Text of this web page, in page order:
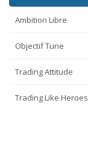
Ambition Libre
Objectif Tune
Trading Attitude
Trading Like Heroes